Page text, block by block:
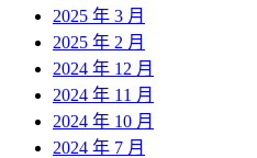
2025 年 3 月
2025 年 2 月
2024 年 12 月
2024 年 11 月
2024 年 10 月
2024 年 7 月